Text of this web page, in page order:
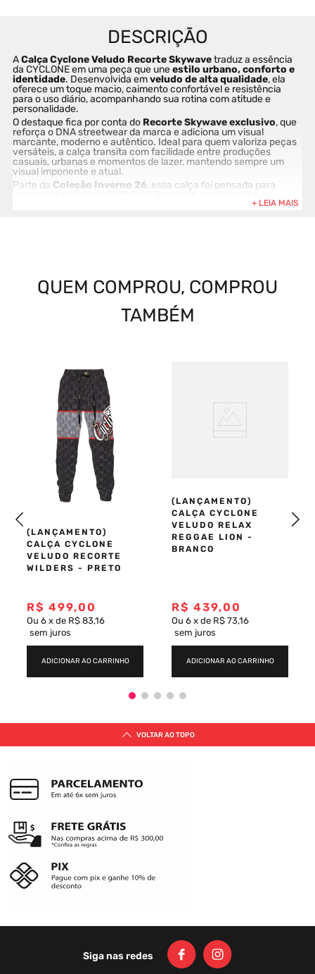
A Calça Cyclone Veludo Recorte Skywave traduz a essência
da CYCLONE em uma peça que une estilo urbano, conforto e
identidade. Desenvolvida em veludo de alta qualidade, ela
oferece um toque macio, caimento confortável e resistência
para o uso diário, acompanhando sua rotina com atitude e
personalidade.
O destaque fica por conta do Recorte Skywave exclusivo, que
reforça o DNA streetwear da marca e adiciona um visual
marcante, moderno e autêntico. Ideal para quem valoriza peças
versáteis, a calça transita com facilidade entre produções
casuais, urbanas e momentos de lazer, mantendo sempre um
visual imponente e atual.
Parte da Coleção Inverno 26, essa calça foi pensada para
Recorte Skywave exclusivo CYCLONE
Caimento moderno e versátil
Ideal para looks street, urbanos e casuais
Composição: 90% algodão / 10% viscose
Referência: 03050836
Inverno 26
QUEM COMPROU, COMPROU
TAMBÉM
(LANÇAMENTO)
CALÇA CYCLONE
VELUDO RECORTE
WILDERS - PRETO
R$ 499,00
Ou 6 x de R$ 83,16
sem juros
ADICIONAR AO CARRINHO
(LANÇAMENTO)
CALÇA CYCLONE
VELUDO RELAX
REGGAE LION -
BRANCO
R$ 439,00
Ou 6 x de R$ 73,16
sem juros
ADICIONAR AO CARRINHO
VOLTAR AO TOPO
Siga nas redes